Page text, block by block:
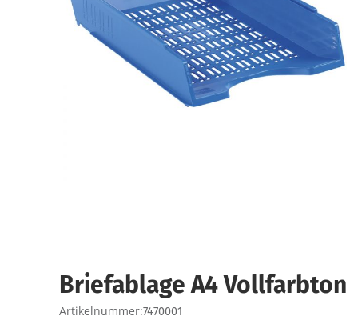
Briefablage A4 Vollfarbton
Artikelnummer:7470001